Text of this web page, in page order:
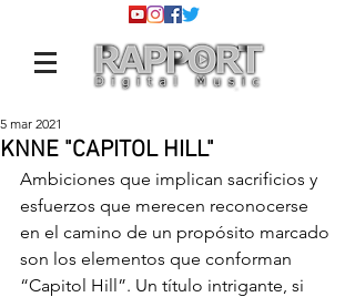
KNNE "CAPITOL HILL"
5 mar 2021
Ambiciones que implican sacrificios y
esfuerzos que merecen reconocerse
en el camino de un propósito marcado
son los elementos que conforman
“Capitol Hill”. Un título intrigante, si